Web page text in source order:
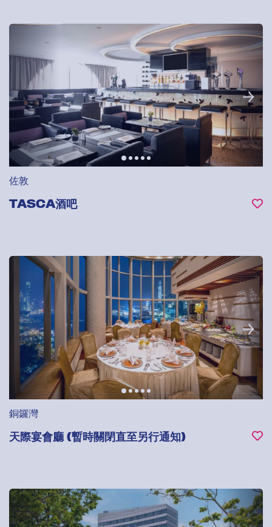
佐敦
TASCA酒吧
銅鑼灣
天際宴會廳 (暫時關閉直至另行通知)